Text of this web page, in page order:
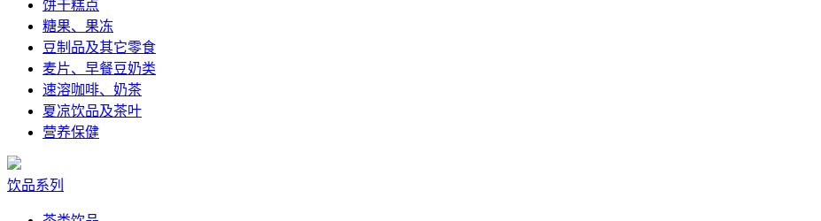
饼干糕点
糖果、果冻
豆制品及其它零食
麦片、早餐豆奶类
速溶咖啡、奶茶
夏凉饮品及茶叶
营养保健
饮品系列